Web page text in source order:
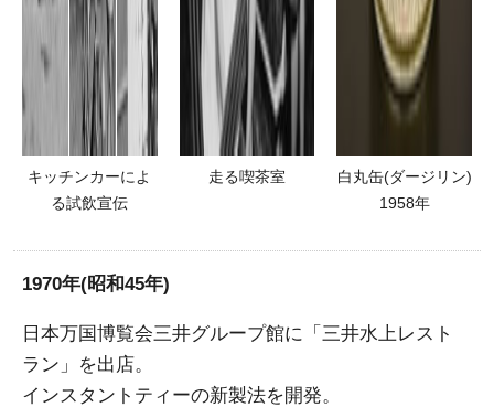
キッチンカーによ
る試飲宣伝
走る喫茶室
白丸缶(ダージリン)
1958年
1970年(昭和45年)
日本万国博覧会三井グループ館に「三井水上レスト
ラン」を出店。
インスタントティーの新製法を開発。